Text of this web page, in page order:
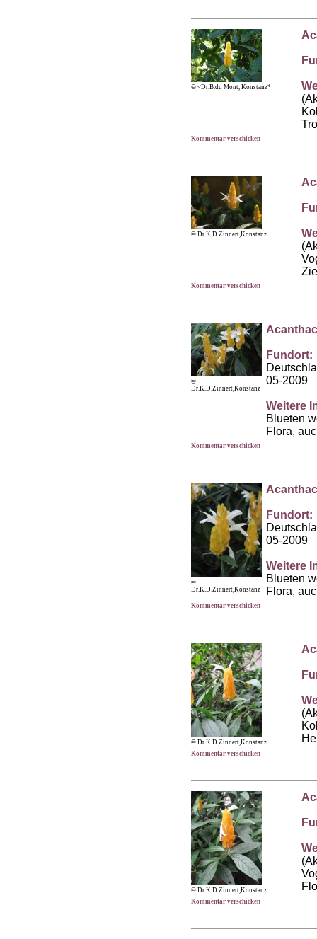
© <Dr.B.du Mont, Konstanz*
Kommentar verschicken
© Dr.K.D.Zinnert,Konstanz
Kommentar verschicken
©
Dr.K.D.Zinnert,Konstanz
Fundort:
05-2009
Weitere
Blueten
Flora,
Kommentar verschicken
©
Dr.K.D.Zinnert,Konstanz
Fundort:
05-2009
Weitere
Blueten
Flora,
Kommentar verschicken
© Dr.K.D.Zinnert,Konstanz
Kommentar verschicken
© Dr.K.D.Zinnert,Konstanz
Kommentar verschicken